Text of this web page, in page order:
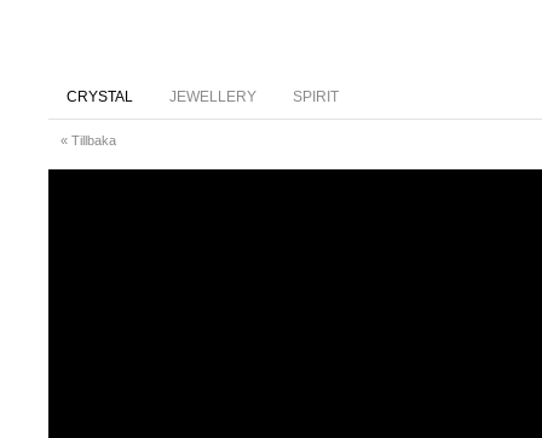
CRYSTAL JEWELLERY SPIRIT
« Tillbaka